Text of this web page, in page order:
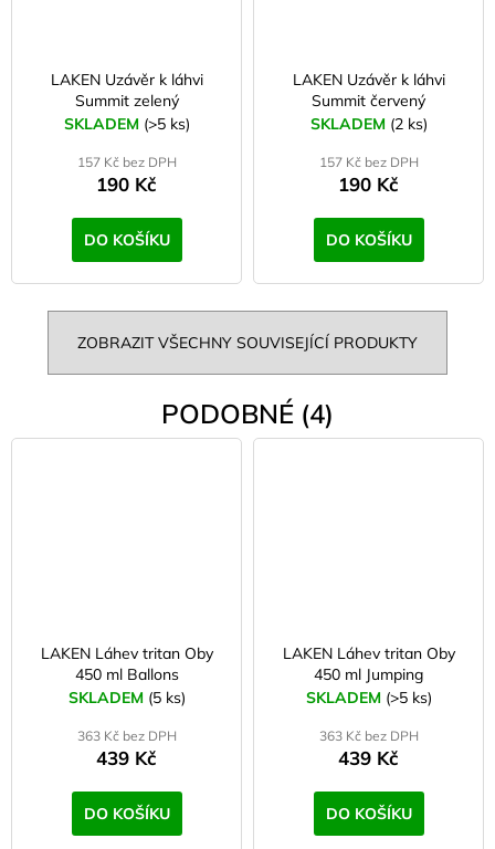
LAKEN Uzávěr k láhvi
Summit zelený
SKLADEM (>5 ks)
157 Kč bez DPH
190 Kč
DO KOŠÍKU
LAKEN Uzávěr k láhvi
Summit červený
SKLADEM (2 ks)
157 Kč bez DPH
190 Kč
DO KOŠÍKU
ZOBRAZIT VŠECHNY SOUVISEJÍCÍ PRODUKTY
PODOBNÉ (4)
LAKEN Láhev tritan Oby
450 ml Ballons
SKLADEM (5 ks)
363 Kč bez DPH
439 Kč
DO KOŠÍKU
LAKEN Láhev tritan Oby
450 ml Jumping
SKLADEM (>5 ks)
363 Kč bez DPH
439 Kč
DO KOŠÍKU